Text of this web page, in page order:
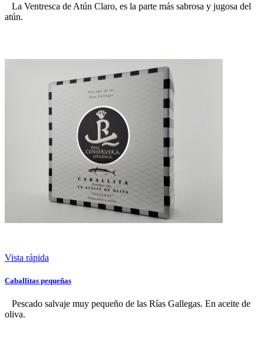
La Ventresca de Atún Claro, es la parte más sabrosa y jugosa del
atún.
Vista rápida
Caballitas pequeñas
Pescado salvaje muy pequeño de las Rías Gallegas. En aceite de
oliva.